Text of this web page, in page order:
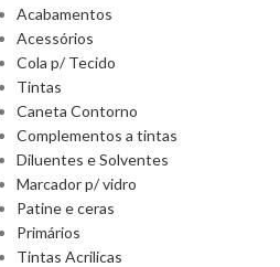
Acabamentos
Acessórios
Cola p/ Tecido
Tintas
Caneta Contorno
Complementos a tintas
Diluentes e Solventes
Marcador p/ vidro
Patine e ceras
Primários
Tintas Acrilicas